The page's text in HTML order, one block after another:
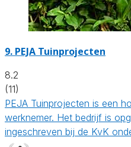
9. PEJA Tuinprojecten
8.2
(11)
PEJA Tuinprojecten is een
werknemer. Het bedrijf is
ingeschreven bij de KvK